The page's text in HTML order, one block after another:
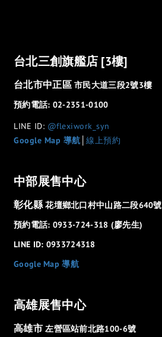
台北三創旗艦店 [3樓]
台北市中正區市民大道三段2號3樓
預約電話: 02-2351-0100
LINE ID: @flexiwork_syn
Google Map 導航 線上預約
中部展售中心
彰化縣花壇鄉北口村中山路二段640號
預約電話: 0933-724-318 (廖先生)
LINE ID: 0933724318
Google Map 導航
高雄展售中心
高雄市左營區站前北路100-6號